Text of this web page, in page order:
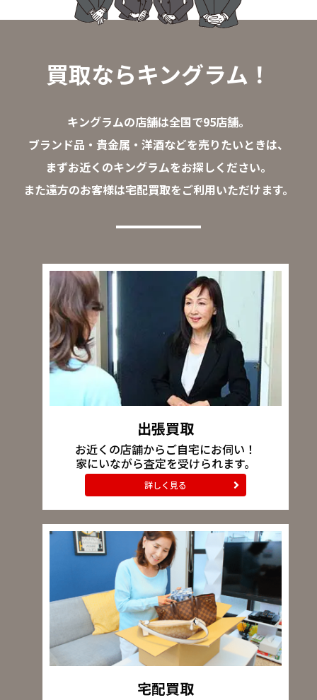
買取ならキングラム！
キングラムの店舗は全国で95店舗。
ブランド品・貴金属・洋酒などを売りたいときは、
まずお近くのキングラムをお探しください。
また遠方のお客様は宅配買取をご利用いただけます。
出張買取
お近くの店舗からご自宅にお伺い！
家にいながら査定を受けられます。
詳しく見る
宅配買取